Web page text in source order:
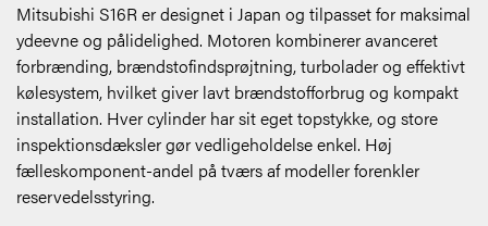
Mitsubishi S16R er designet i Japan og tilpasset for maksimal
ydeevne og pålidelighed. Motoren kombinerer avanceret
forbrænding, brændstofindsprøjtning, turbolader og effektivt
kølesystem, hvilket giver lavt brændstofforbrug og kompakt
installation. Hver cylinder har sit eget topstykke, og store
inspektionsdæksler gør vedligeholdelse enkel. Høj
fælleskomponent-andel på tværs af modeller forenkler
reservedelsstyring.